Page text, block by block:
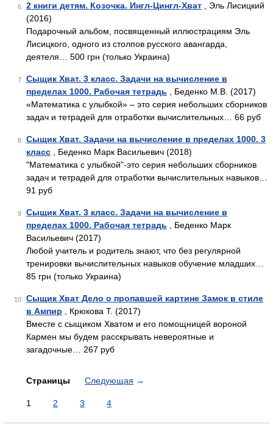
6 2 книги детям. Козочка. Ингл-Цингл-Хват , Эль Лисицкий
(2016)
Подарочный альбом, посвященный иллюстрациям Эль
Лисицкого, одного из столпов русского авангарда,
деятеля… 500 грн (только Украина)
7
Сыщик Хват. 3 класс. Задачи на вычисление в
пределах 1000. Рабочая тетрадь , Беденко М.В. (2017)
«Математика с улыбкой» – это серия небольших сборников
задач и тетрадей для отработки вычислительных… 66 руб
8
Сыщик Хват. Задачи на вычисление в пределах 1000. 3
класс , Беденко Марк Васильевич (2018)
"Математика с улыбкой"-это серия небольших сборников
задач и тетрадей для отработки вычислительных навыков…
91 руб
9
Сыщик Хват. 3 класс. Задачи на вычисление в
пределах 1000. Рабочая тетрадь , Беденко Марк
Васильевич (2017)
Любой учитель и родитель знают, что без регулярной
тренировки вычислительных навыков обучение младших…
85 грн (только Украина)
10
Сыщик Хват Дело о пропавшей картине Замок в стиле
в Ампир , Крюкова Т. (2017)
Вместе с сыщиком Хватом и его помощницей вороной
Кармен мы будем расскрывать невероятные и
загадочные… 267 руб
Страницы Следующая →
1 2 3 4